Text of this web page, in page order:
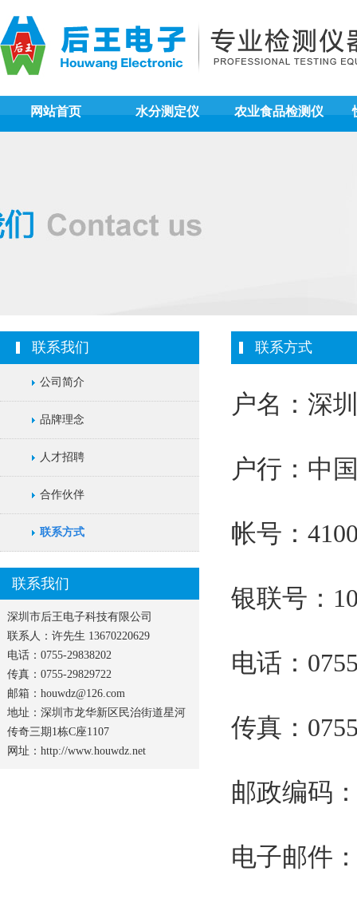
网站首页 水分测定仪 农业食品检测仪
联系我们
公司简介
品牌理念
人才招聘
合作伙伴
联系方式
联系我们
深圳市后王电子科技有限公司
联系人：许先生 13670220629
电话：0755-29838202
传真：0755-29829722
邮箱：houwdz@126.com
地址：深圳市龙华新区民治街道星河
传奇三期1栋C座1107
网址：http://www.houwdz.net
联系方式
户名：深
户行：中
帐号：
银联号：
电话：
传真：
邮政编码
电子邮件